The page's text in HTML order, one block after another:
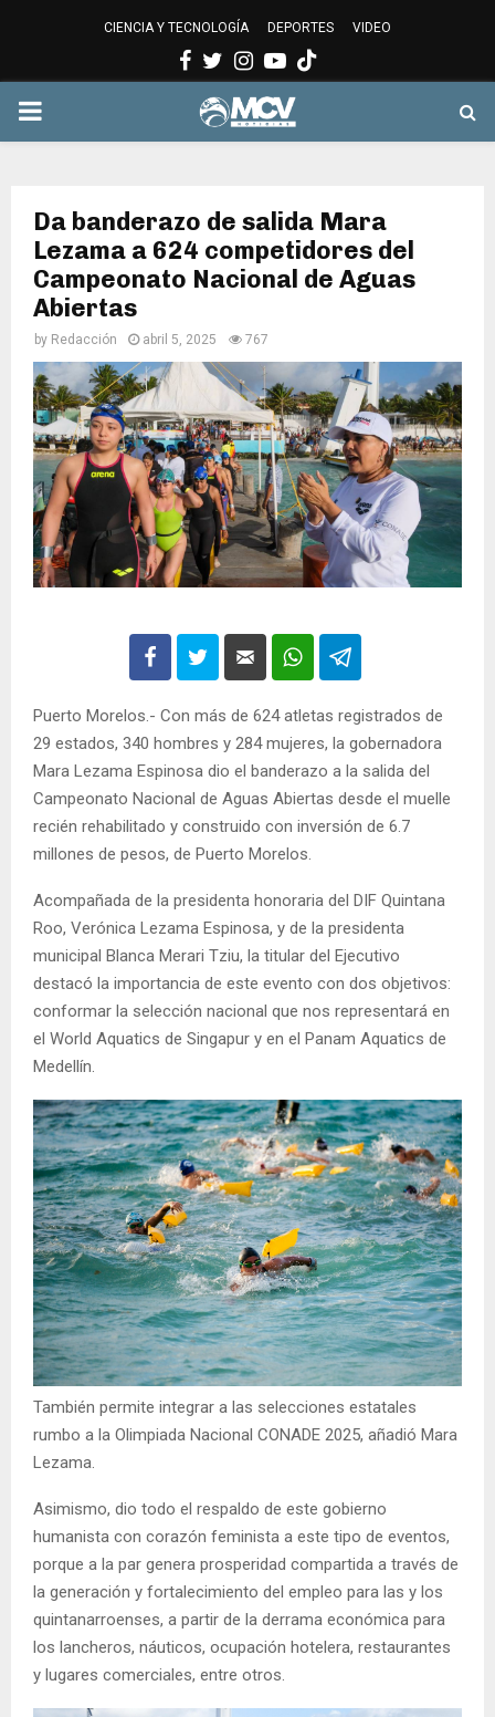
CIENCIA Y TECNOLOGÍA DEPORTES VIDEO
Facebook
Twitter
Instagram
Youtube
PRIMARY
Da banderazo de salida Mara
Lezama a 624 competidores del
Campeonato Nacional de Aguas
Abiertas
by Redacción abril 5, 2025 767
Puerto Morelos.- Con más de 624 atletas registrados de
29 estados, 340 hombres y 284 mujeres, la gobernadora
Mara Lezama Espinosa dio el banderazo a la salida del
Campeonato Nacional de Aguas Abiertas desde el muelle
recién rehabilitado y construido con inversión de 6.7
millones de pesos, de Puerto Morelos.
Acompañada de la presidenta honoraria del DIF Quintana
Roo, Verónica Lezama Espinosa, y de la presidenta
municipal Blanca Merari Tziu, la titular del Ejecutivo
destacó la importancia de este evento con dos objetivos:
conformar la selección nacional que nos representará en
el World Aquatics de Singapur y en el Panam Aquatics de
Medellín.
También permite integrar a las selecciones estatales
rumbo a la Olimpiada Nacional CONADE 2025, añadió Mara
Lezama.
Asimismo, dio todo el respaldo de este gobierno
humanista con corazón feminista a este tipo de eventos,
porque a la par genera prosperidad compartida a través de
la generación y fortalecimiento del empleo para las y los
quintanarroenses, a partir de la derrama económica para
los lancheros, náuticos, ocupación hotelera, restaurantes
y lugares comerciales, entre otros.